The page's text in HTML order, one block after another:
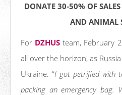
DONATE 30-50% OF
AND ANIMAL
For DZHUS team, February
all over the horizon, as
Ukraine. “I got petrified with
packing an emergency bag.